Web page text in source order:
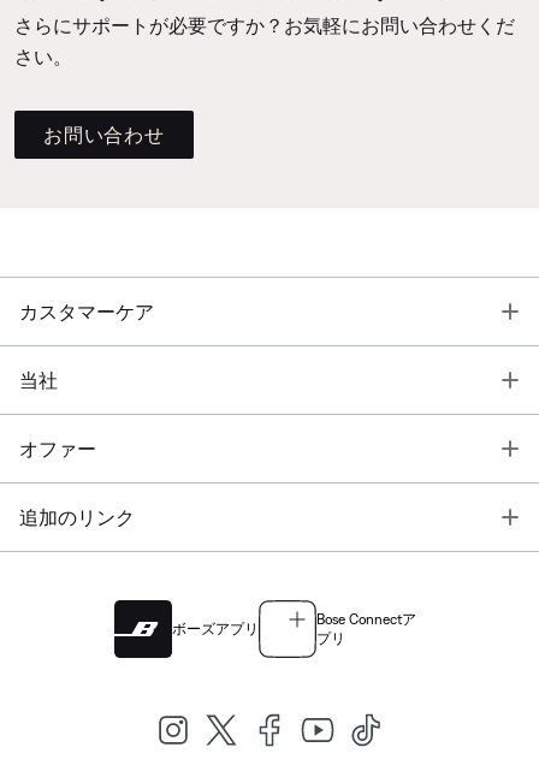
さらにサポートが必要ですか？お気軽にお問い合わせくだ
さい。
お問い合わせ
カスタマーケア
当社
オファー
追加のリンク
ボーズアプリ
Bose Connectア
プリ